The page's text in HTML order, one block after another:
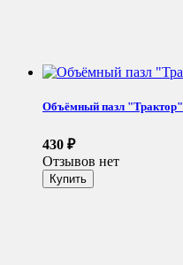
Объёмный пазл "Трактор"
430 ₽
Отзывов нет